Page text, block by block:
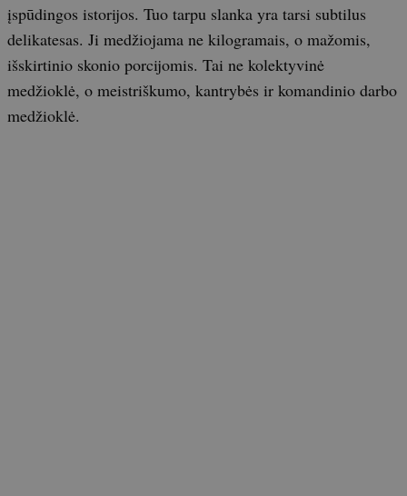
įspūdingos istorijos. Tuo tarpu slanka yra tarsi subtilus
delikatesas. Ji medžiojama ne kilogramais, o mažomis,
išskirtinio skonio porcijomis. Tai ne kolektyvinė
medžioklė, o meistriškumo, kantrybės ir komandinio darbo
medžioklė.